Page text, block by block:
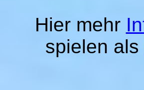
Hier mehr
spielen als